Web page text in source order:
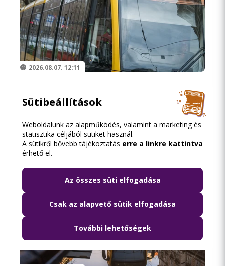
2026.08.07. 12:11
Pótlóbusz jár az 51A villamos helyett két
augusztusi hétvégén
Sütibeállítások
Weboldalunk az alapműködés, valamint a marketing és
statisztika céljából sütiket használ.
A sütikről bővebb tájékoztatás erre a linkre kattintva
érhető el.
Az összes süti elfogadása
Csak az alapvető sütik elfogadása
További lehetőségek